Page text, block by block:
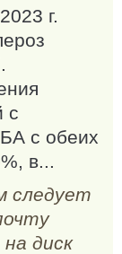
г.
с
с обеих
в...
следует
диск